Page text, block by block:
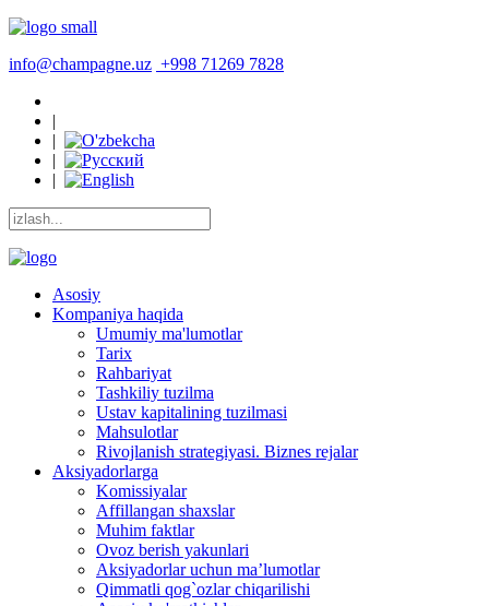
info@champagne.uz +998 71269 7828
|
|
|
|
Asosiy
Kompaniya haqida
Umumiy ma'lumotlar
Tarix
Rahbariyat
Tashkiliy tuzilma
Ustav kapitalining tuzilmasi
Mahsulotlar
Rivojlanish strategiyasi. Biznes rejalar
Aksiyadorlarga
Komissiyalar
Affillangan shaxslar
Muhim faktlar
Ovoz berish yakunlari
Aksiyadorlar uchun ma’lumotlar
Qimmatli qog`ozlar chiqarilishi